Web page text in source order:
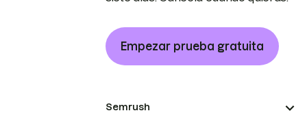
Empezar prueba gratuita
Semrush